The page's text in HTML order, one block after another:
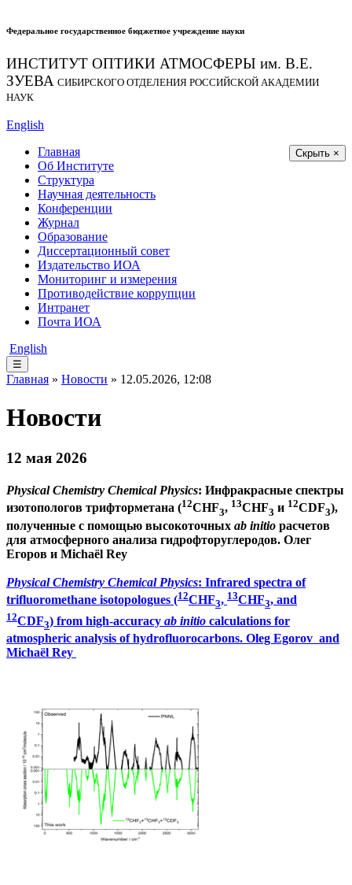
Федеральное государственное бюджетное учреждение науки
ИНСТИТУТ ОПТИКИ АТМОСФЕРЫ им. В.Е.
ЗУЕВА СИБИРСКОГО ОТДЕЛЕНИЯ РОССИЙСКОЙ АКАДЕМИИ
НАУК
English
Скрыть ×
Главная
Об Институте
Структура
Научная деятельность
Конференции
Журнал
Образование
Диссертационный совет
Издательство ИОА
Мониторинг и измерения
Противодействие коррупции
Интранет
Почта ИОА
English
☰
Главная » Новости » 12.05.2026, 12:08
Новости
12 мая 2026
Physical Chemistry Chemical Physics: Инфракрасные спектры
изотопологов трифторметана (12CHF3, 13CHF3 и 12CDF3),
полученные с помощью высокоточных ab initio расчетов
для атмосферного анализа гидрофторуглеродов. Олег
Егоров и Michaël Rey
Physical Chemistry Chemical Physics: Infrared spectra of
trifluoromethane isotopologues (12CHF3, 13CHF3, and
12CDF3) from high-accuracy ab initio calculations for
atmospheric analysis of hydrofluorocarbons. Oleg Egorov and
Michaël Rey